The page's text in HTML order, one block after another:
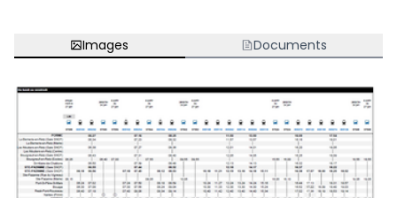
Images Documents